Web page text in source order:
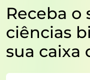
Receba o
ciências
sua caixa